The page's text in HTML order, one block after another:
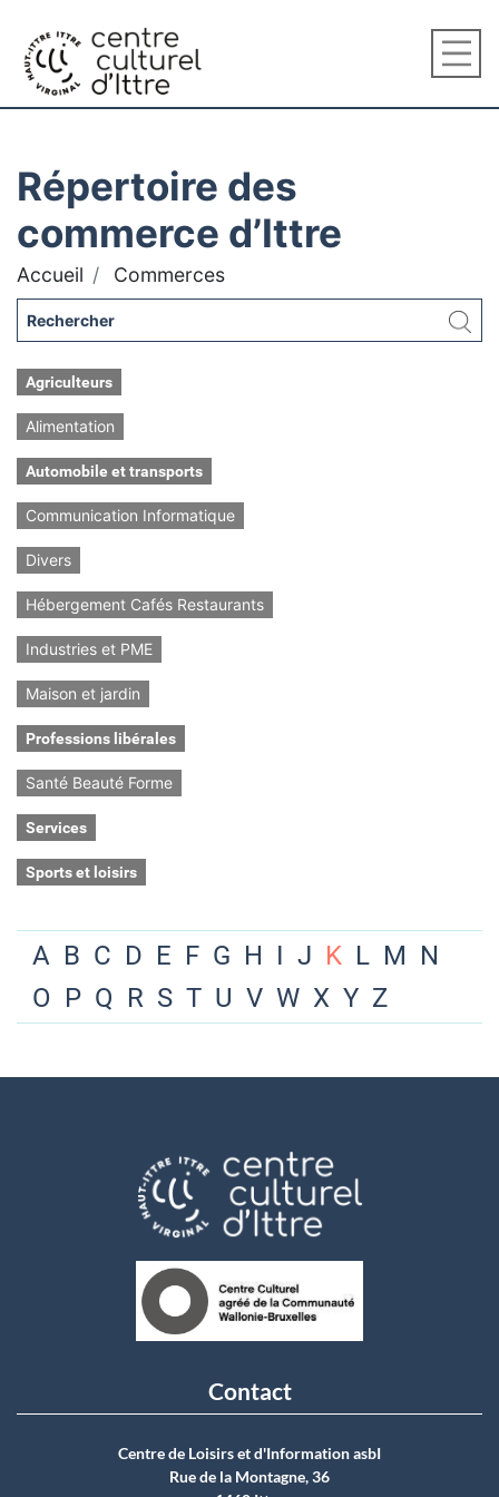
Répertoire des
commerce d’Ittre
Accueil Commerces
Agriculteurs
Alimentation
Automobile et transports
Communication Informatique
Divers
Hébergement Cafés Restaurants
Industries et PME
Maison et jardin
Professions libérales
Santé Beauté Forme
Services
Sports et loisirs
A B C D E F G H I J K L M N
O P Q R S T U V W X Y Z
Contact
Centre de Loisirs et d'Information asbI
Rue de la Montagne, 36